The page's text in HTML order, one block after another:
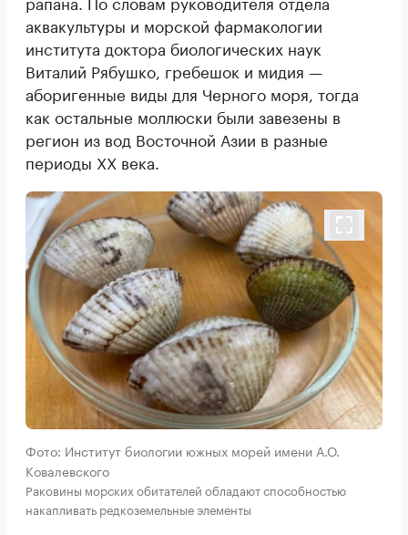
аквакультуры и морской фармакологии
института доктора биологических наук
Виталий Рябушко, гребешок и мидия —
аборигенные виды для Черного моря, тогда
как остальные моллюски были завезены в
регион из вод Восточной Азии в разные
периоды ХХ века.
Фото: Институт биологии южных морей имени А.О.
Ковалевского
Раковины морских обитателей обладают способностью
накапливать редкоземельные элементы